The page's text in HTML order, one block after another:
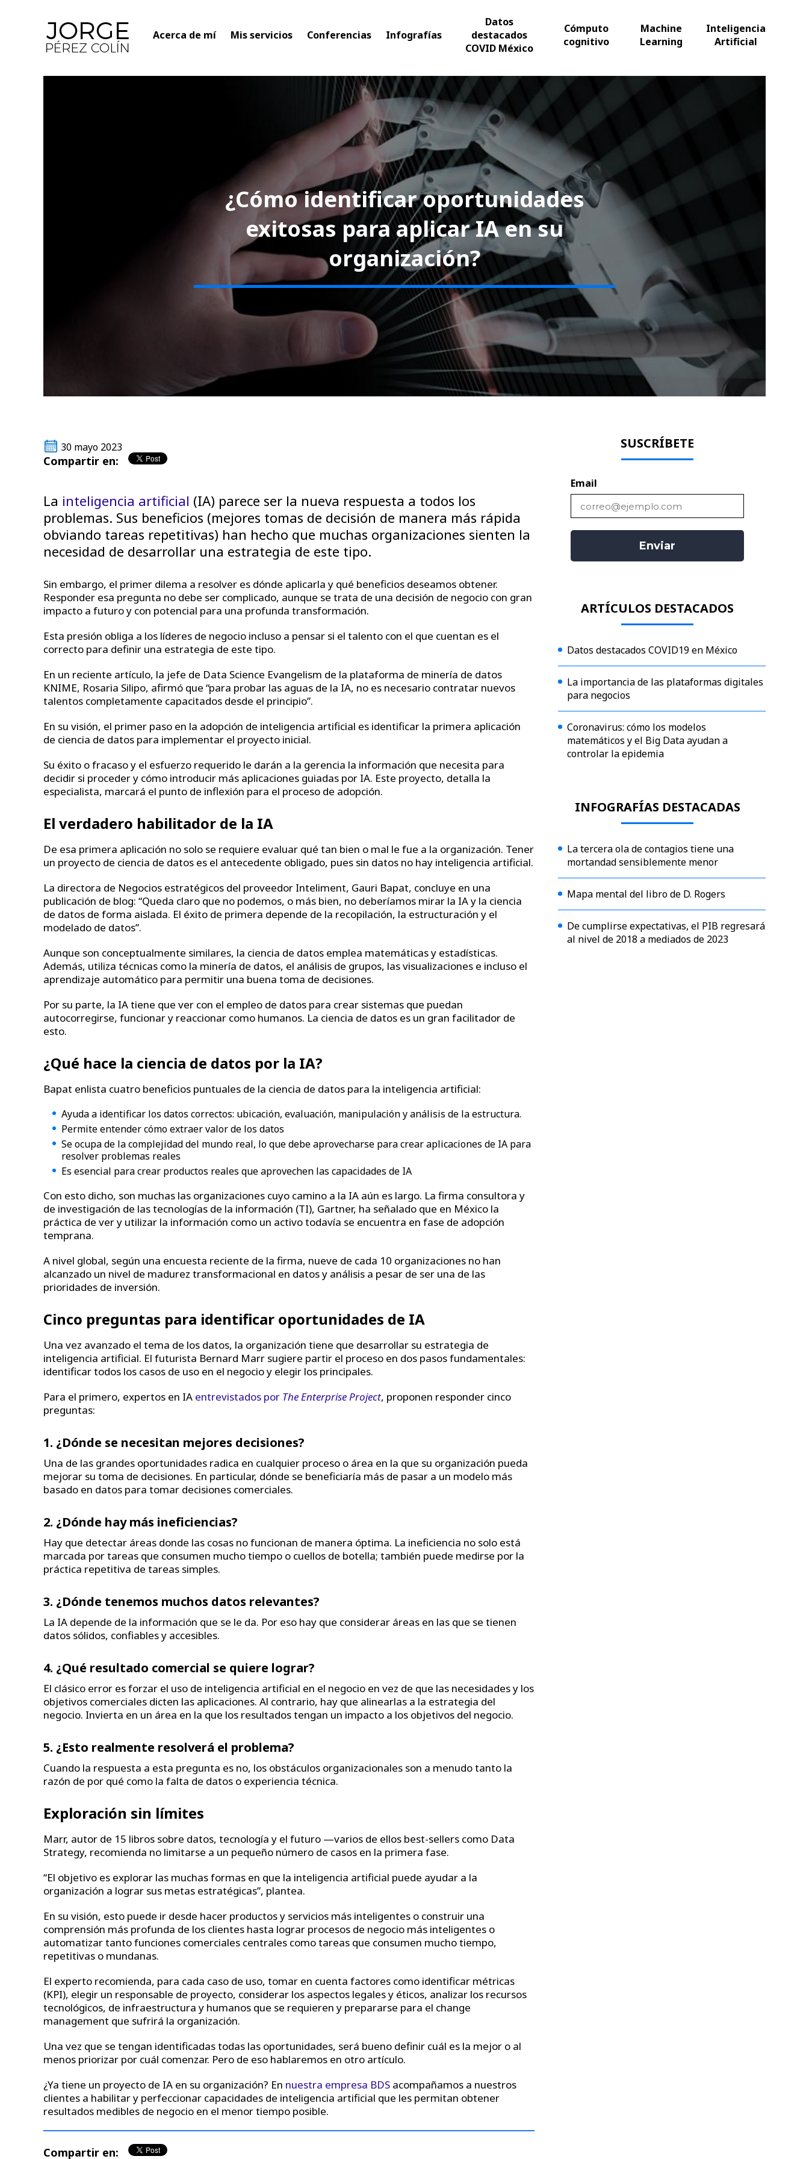
Acerca de mí Mis servicios Conferencias Infografías
Datos
destacados
COVID México
Cómputo
cognitivo
Machine
Learning
Inteligencia
Artificial
¿Cómo identificar oportunidades
exitosas para aplicar IA en su
organización?
30 mayo 2023
Compartir en:
La inteligencia artificial (IA) parece ser la nueva respuesta a todos los
problemas. Sus beneficios (mejores tomas de decisión de manera más rápida
obviando tareas repetitivas) han hecho que muchas organizaciones sienten la
necesidad de desarrollar una estrategia de este tipo.
Sin embargo, el primer dilema a resolver es dónde aplicarla y qué beneficios deseamos obtener.
Responder esa pregunta no debe ser complicado, aunque se trata de una decisión de negocio con gran
impacto a futuro y con potencial para una profunda transformación.
Esta presión obliga a los líderes de negocio incluso a pensar si el talento con el que cuentan es el
correcto para definir una estrategia de este tipo.
En un reciente artículo, la jefe de Data Science Evangelism de la plataforma de minería de datos
KNIME, Rosaria Silipo, afirmó que “para probar las aguas de la IA, no es necesario contratar nuevos
talentos completamente capacitados desde el principio”.
En su visión, el primer paso en la adopción de inteligencia artificial es identificar la primera aplicación
de ciencia de datos para implementar el proyecto inicial.
Su éxito o fracaso y el esfuerzo requerido le darán a la gerencia la información que necesita para
decidir si proceder y cómo introducir más aplicaciones guiadas por IA. Este proyecto, detalla la
especialista, marcará el punto de inflexión para el proceso de adopción.
El verdadero habilitador de la IA
De esa primera aplicación no solo se requiere evaluar qué tan bien o mal le fue a la organización. Tener
un proyecto de ciencia de datos es el antecedente obligado, pues sin datos no hay inteligencia artificial.
La directora de Negocios estratégicos del proveedor Inteliment, Gauri Bapat, concluye en una
publicación de blog: “Queda claro que no podemos, o más bien, no deberíamos mirar la IA y la ciencia
de datos de forma aislada. El éxito de primera depende de la recopilación, la estructuración y el
modelado de datos”.
Aunque son conceptualmente similares, la ciencia de datos emplea matemáticas y estadísticas.
Además, utiliza técnicas como la minería de datos, el análisis de grupos, las visualizaciones e incluso el
aprendizaje automático para permitir una buena toma de decisiones.
Por su parte, la IA tiene que ver con el empleo de datos para crear sistemas que puedan
autocorregirse, funcionar y reaccionar como humanos. La ciencia de datos es un gran facilitador de
esto.
¿Qué hace la ciencia de datos por la IA?
Bapat enlista cuatro beneficios puntuales de la ciencia de datos para la inteligencia artificial:
Ayuda a identificar los datos correctos: ubicación, evaluación, manipulación y análisis de la estructura.
Permite entender cómo extraer valor de los datos
Se ocupa de la complejidad del mundo real, lo que debe aprovecharse para crear aplicaciones de IA para
resolver problemas reales
Es esencial para crear productos reales que aprovechen las capacidades de IA
Con esto dicho, son muchas las organizaciones cuyo camino a la IA aún es largo. La firma consultora y
de investigación de las tecnologías de la información (TI), Gartner, ha señalado que en México la
práctica de ver y utilizar la información como un activo todavía se encuentra en fase de adopción
temprana.
A nivel global, según una encuesta reciente de la firma, nueve de cada 10 organizaciones no han
alcanzado un nivel de madurez transformacional en datos y análisis a pesar de ser una de las
prioridades de inversión.
Cinco preguntas para identificar oportunidades de IA
Una vez avanzado el tema de los datos, la organización tiene que desarrollar su estrategia de
inteligencia artificial. El futurista Bernard Marr sugiere partir el proceso en dos pasos fundamentales:
identificar todos los casos de uso en el negocio y elegir los principales.
Para el primero, expertos en IA entrevistados por The Enterprise Project, proponen responder cinco
preguntas:
1. ¿Dónde se necesitan mejores decisiones?
Una de las grandes oportunidades radica en cualquier proceso o área en la que su organización pueda
mejorar su toma de decisiones. En particular, dónde se beneficiaría más de pasar a un modelo más
basado en datos para tomar decisiones comerciales.
2. ¿Dónde hay más ineficiencias?
Hay que detectar áreas donde las cosas no funcionan de manera óptima. La ineficiencia no solo está
marcada por tareas que consumen mucho tiempo o cuellos de botella; también puede medirse por la
práctica repetitiva de tareas simples.
3. ¿Dónde tenemos muchos datos relevantes?
La IA depende de la información que se le da. Por eso hay que considerar áreas en las que se tienen
datos sólidos, confiables y accesibles.
4. ¿Qué resultado comercial se quiere lograr?
El clásico error es forzar el uso de inteligencia artificial en el negocio en vez de que las necesidades y los
objetivos comerciales dicten las aplicaciones. Al contrario, hay que alinearlas a la estrategia del
negocio. Invierta en un área en la que los resultados tengan un impacto a los objetivos del negocio.
5. ¿Esto realmente resolverá el problema?
Cuando la respuesta a esta pregunta es no, los obstáculos organizacionales son a menudo tanto la
razón de por qué como la falta de datos o experiencia técnica.
Exploración sin límites
Marr, autor de 15 libros sobre datos, tecnología y el futuro —varios de ellos best-sellers como Data
Strategy, recomienda no limitarse a un pequeño número de casos en la primera fase.
“El objetivo es explorar las muchas formas en que la inteligencia artificial puede ayudar a la
organización a lograr sus metas estratégicas”, plantea.
En su visión, esto puede ir desde hacer productos y servicios más inteligentes o construir una
comprensión más profunda de los clientes hasta lograr procesos de negocio más inteligentes o
automatizar tanto funciones comerciales centrales como tareas que consumen mucho tiempo,
repetitivas o mundanas.
El experto recomienda, para cada caso de uso, tomar en cuenta factores como identificar métricas
(KPI), elegir un responsable de proyecto, considerar los aspectos legales y éticos, analizar los recursos
tecnológicos, de infraestructura y humanos que se requieren y prepararse para el change
management que sufrirá la organización.
Una vez que se tengan identificadas todas las oportunidades, será bueno definir cuál es la mejor o al
menos priorizar por cuál comenzar. Pero de eso hablaremos en otro artículo.
¿Ya tiene un proyecto de IA en su organización? En nuestra empresa BDS acompañamos a nuestros
clientes a habilitar y perfeccionar capacidades de inteligencia artificial que les permitan obtener
resultados medibles de negocio en el menor tiempo posible.
Compartir en:
SUSCRÍBETE
Email
ARTÍCULOS DESTACADOS
Datos destacados COVID19 en México
La importancia de las plataformas digitales
para negocios
Coronavirus: cómo los modelos
matemáticos y el Big Data ayudan a
controlar la epidemia
INFOGRAFÍAS DESTACADAS
La tercera ola de contagios tiene una
mortandad sensiblemente menor
Mapa mental del libro de D. Rogers
De cumplirse expectativas, el PIB regresará
al nivel de 2018 a mediados de 2023